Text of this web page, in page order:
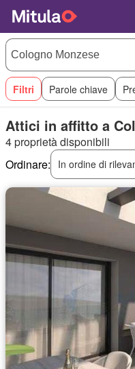
Filtri Parole chiave
Attici in affitto a
4 proprietà disponibili
Ordinare:
In ordine di